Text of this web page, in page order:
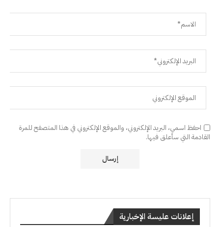
احفظ اسمي، البريد الإلكتروني، والموقع الإلكتروني في هذا المتصفح للمرة
القادمة التي سأعلق فيها.
إعلانات عليسة الإخبارية